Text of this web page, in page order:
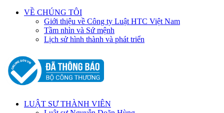
VỀ CHÚNG TÔI
Giới thiệu về Công ty Luật HTC Việt Nam
Tầm nhìn và Sứ mệnh
Lịch sử hình thành và phát triển
LUẬT SƯ THÀNH VIÊN